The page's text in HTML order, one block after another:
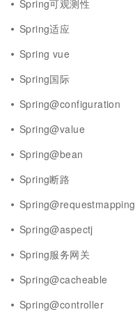
Spring可观测性
Spring适应
Spring vue
Spring国际
Spring@configuration
Spring@value
Spring@bean
Spring断路
Spring@requestmapping
Spring@aspectj
Spring服务网关
Spring@cacheable
Spring@controller